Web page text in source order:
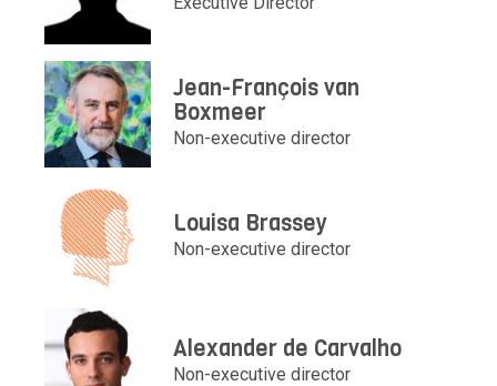
Jean-François van
Boxmeer
Non-executive director
Louisa Brassey
Non-executive director
Alexander de Carvalho
Non-executive director